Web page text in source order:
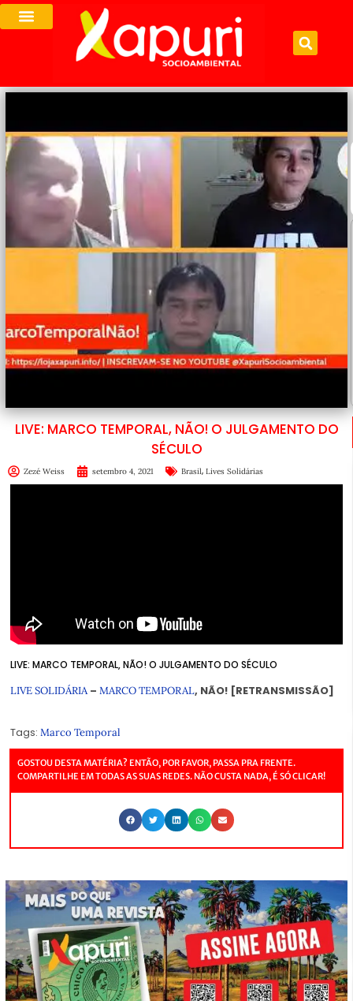
LIVE: MARCO TEMPORAL, NÃO! O JULGAMENTO DO
SÉCULO
Zezé Weiss setembro 4, 2021 Brasil, Lives Solidárias
LIVE: MARCO TEMPORAL, NÃO! O JULGAMENTO DO SÉCULO
LIVE SOLIDÁRIA– MARCO TEMPORAL, NÃO! [RETRANSMISSÃO]
Tags: Marco Temporal
GOSTOU DESTA MATÉRIA? ENTÃO, POR FAVOR, PASSA PRA FRENTE.
COMPARTILHE EM TODAS AS SUAS REDES. NÃO CUSTA NADA, É SÓ CLICAR!